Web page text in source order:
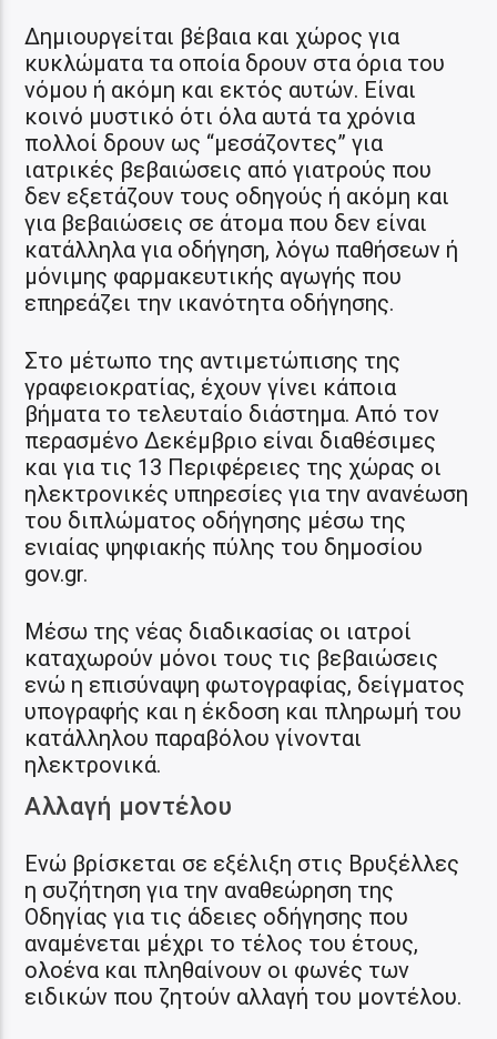
Δημιουργείται βέβαια και χώρος για
κυκλώματα τα οποία δρουν στα όρια του
νόμου ή ακόμη και εκτός αυτών. Είναι
κοινό μυστικό ότι όλα αυτά τα χρόνια
πολλοί δρουν ως “μεσάζοντες” για
ιατρικές βεβαιώσεις από γιατρούς που
δεν εξετάζουν τους οδηγούς ή ακόμη και
για βεβαιώσεις σε άτομα που δεν είναι
κατάλληλα για οδήγηση, λόγω παθήσεων ή
μόνιμης φαρμακευτικής αγωγής που
επηρεάζει την ικανότητα οδήγησης.
Στο μέτωπο της αντιμετώπισης της
γραφειοκρατίας, έχουν γίνει κάποια
βήματα το τελευταίο διάστημα. Από τον
περασμένο Δεκέμβριο είναι διαθέσιμες
και για τις 13 Περιφέρειες της χώρας οι
ηλεκτρονικές υπηρεσίες για την ανανέωση
του διπλώματος οδήγησης μέσω της
ενιαίας ψηφιακής πύλης του δημοσίου
gov.gr.
Μέσω της νέας διαδικασίας οι ιατροί
καταχωρούν μόνοι τους τις βεβαιώσεις
ενώ η επισύναψη φωτογραφίας, δείγματος
υπογραφής και η έκδοση και πληρωμή του
κατάλληλου παραβόλου γίνονται
ηλεκτρονικά.
Αλλαγή μοντέλου
Ενώ βρίσκεται σε εξέλιξη στις Βρυξέλλες
η συζήτηση για την αναθεώρηση της
Οδηγίας για τις άδειες οδήγησης που
αναμένεται μέχρι το τέλος του έτους,
ολοένα και πληθαίνουν οι φωνές των
ειδικών που ζητούν αλλαγή του μοντέλου.